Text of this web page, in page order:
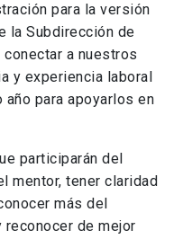
para la versión
la Subdirección de
a nuestros
y experiencia laboral
para apoyarlos en
participarán del
mentor, tener claridad
más del
de mejor